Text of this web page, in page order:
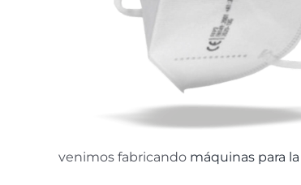
venimos fabricando máquinas para